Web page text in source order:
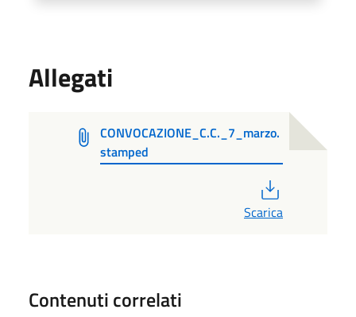
Allegati
CONVOCAZIONE_C.C._7_marzo.
stamped
Scarica
Contenuti correlati